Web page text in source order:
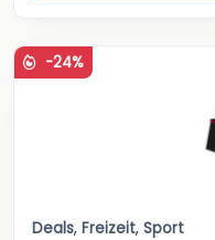
-24%
Deals, Freizeit, Sport